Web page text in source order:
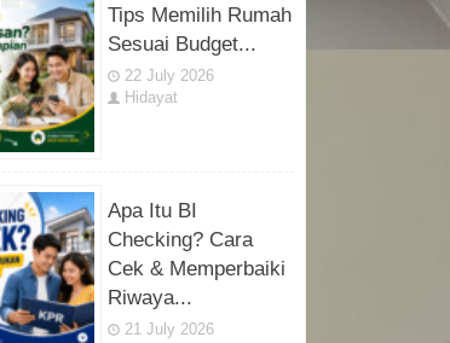
Tips Memilih Rumah
Sesuai Budget...
22 July 2026
Hidayat
Apa Itu BI
Checking? Cara
Cek & Memperbaiki
Riwaya...
21 July 2026